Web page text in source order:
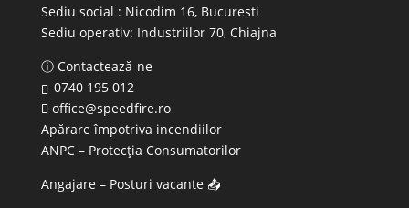
Sediu social : Nicodim 16, Bucuresti
Sediu operativ: Industriilor 70, Chiajna
ⓘ Contactează-ne
0740 195 012
office@speedfire.ro
Apărare împotriva incendiilor
ANPC– Protecția Consumatorilor
Angajare – Posturi vacante📤